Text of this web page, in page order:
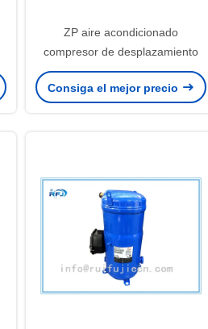
ZP aire acondicionado
compresor de desplazamiento
Consiga el mejor precio